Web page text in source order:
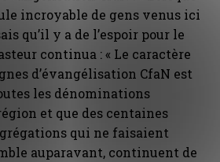
incroyable de gens venus ici
qu’il y a de l’espoir pour le
continua : « Le caractère
d’évangélisation CfaN est
les dénominations
et que des centaines
qui ne faisaient
auparavant, continuent de